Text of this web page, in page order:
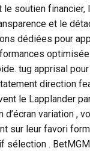
soutien financier,
et le
dédiées pour
tug apprisal
direction
le Lapplander
variation ,
sur leur favori
sélection .